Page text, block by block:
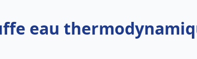
eau